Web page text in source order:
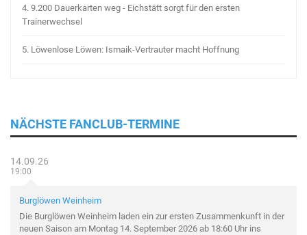
4. 9.200 Dauerkarten weg - Eichstätt sorgt für den ersten
Trainerwechsel
5. Löwenlose Löwen: Ismaik-Vertrauter macht Hoffnung
NÄCHSTE FANCLUB-TERMINE
14.09.26
19:00
Burglöwen Weinheim
Die Burglöwen Weinheim laden ein zur ersten Zusammenkunft in der
neuen Saison am Montag 14. September 2026 ab 18:60 Uhr ins